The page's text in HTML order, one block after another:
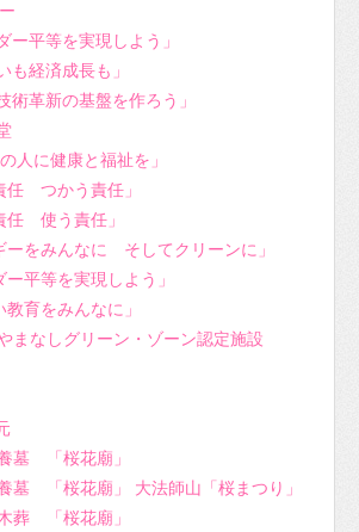
ー平等を実現しよう」
も経済成長も」
術革新の基盤を作ろう」
人に健康と福祉を」
任 つかう責任」
任 使う責任」
ーをみんなに そしてクリーンに」
平等を実現しよう」
育をみんなに」
なしグリーン・ゾーン認定施設
墓 「桜花廟」
「桜花廟」 大法師山「桜まつり」
葬 「桜花廟」